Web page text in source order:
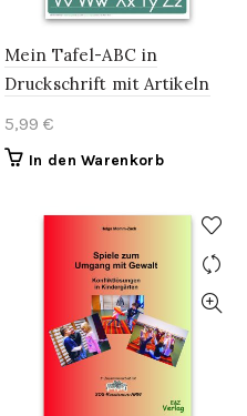
the
Mein Tafel-ABC in
Druckschrift mit Artikeln
5,99 €
In den Warenkorb